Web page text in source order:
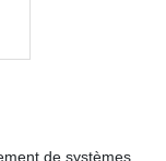
de systèmes